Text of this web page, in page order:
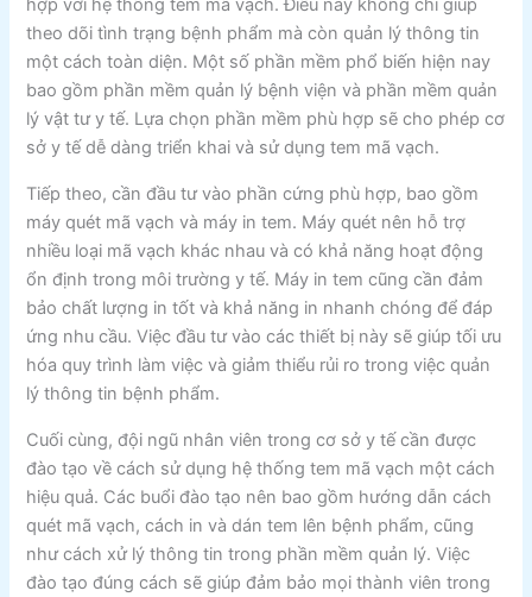
hợp với hệ thống tem mã vạch. Điều này không chỉ giúp
theo dõi tình trạng bệnh phẩm mà còn quản lý thông tin
một cách toàn diện. Một số phần mềm phổ biến hiện nay
bao gồm phần mềm quản lý bệnh viện và phần mềm quản
lý vật tư y tế. Lựa chọn phần mềm phù hợp sẽ cho phép cơ
sở y tế dễ dàng triển khai và sử dụng tem mã vạch.
Tiếp theo, cần đầu tư vào phần cứng phù hợp, bao gồm
máy quét mã vạch và máy in tem. Máy quét nên hỗ trợ
nhiều loại mã vạch khác nhau và có khả năng hoạt động
ổn định trong môi trường y tế. Máy in tem cũng cần đảm
bảo chất lượng in tốt và khả năng in nhanh chóng để đáp
ứng nhu cầu. Việc đầu tư vào các thiết bị này sẽ giúp tối ưu
hóa quy trình làm việc và giảm thiểu rủi ro trong việc quản
lý thông tin bệnh phẩm.
Cuối cùng, đội ngũ nhân viên trong cơ sở y tế cần được
đào tạo về cách sử dụng hệ thống tem mã vạch một cách
hiệu quả. Các buổi đào tạo nên bao gồm hướng dẫn cách
quét mã vạch, cách in và dán tem lên bệnh phẩm, cũng
như cách xử lý thông tin trong phần mềm quản lý. Việc
đào tạo đúng cách sẽ giúp đảm bảo mọi thành viên trong